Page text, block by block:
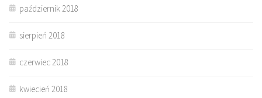
październik 2018
sierpień 2018
czerwiec 2018
kwiecień 2018